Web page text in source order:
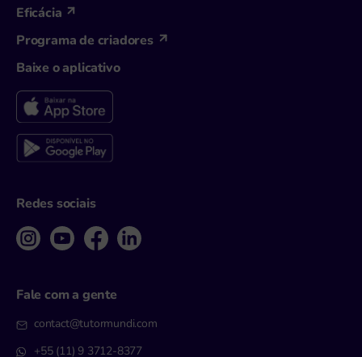
Eficácia
Programa de criadores
Baixe o aplicativo
Redes sociais
Fale com a gente
contact@tutormundi.com
+55 (11) 9 3712-8377